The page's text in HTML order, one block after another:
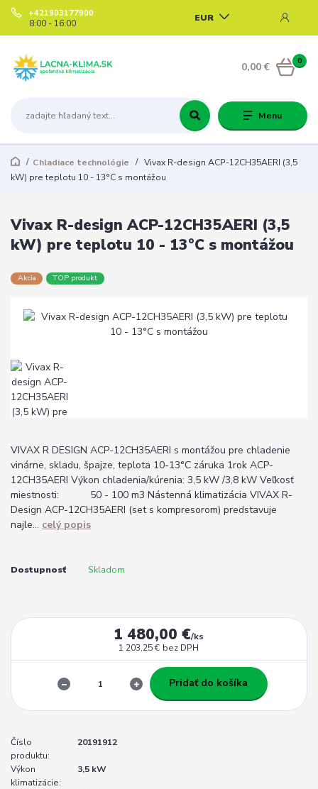
Menu
EUR
+421903177900
8:00 - 16:00
0
0,00 €
Chladiace technológie
Vivax R-design ACP-12CH35AERI (3,5
kW) pre teplotu 10 - 13°C s montážou
Vivax R-design ACP-12CH35AERI (3,5
kW) pre teplotu 10 - 13°C s montážou
Akcia TOP produkt
VIVAX R DESIGN ACP-12CH35AERI s montážou pre chladenie
vinárne, skladu, špajze, teplota 10-13°C záruka 1rok ACP-
12CH35AERI Výkon chladenia/kúrenia: 3,5 kW /3,8 kW Veľkosť
miestnosti: 50 - 100 m3 Nástenná klimatizácia VIVAX R-
Design ACP-12CH35AERI (set s kompresorom) predstavuje
najle... celý popis
Dostupnosť Skladom
1 480,00 €/ks
1 203,25 € bez DPH
Pridať do košíka
Číslo
produktu:
20191912
Výkon
klimatizácie:
3,5 kW